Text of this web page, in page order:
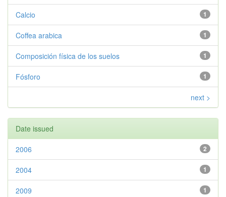
1
Calcio
1
Coffea arabica
1
Composición física de los suelos
1
Fósforo
next >
Date issued
2
2006
1
2004
1
2009